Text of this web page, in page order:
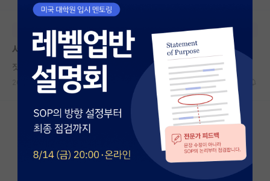
대학원생 모집
국내대학원 정보
연구실&오픈랩
커뮤니티
커뮤니티 홈
전체글보기
베스트 게시판
본문이 수정되지 않는 박제글입니다.
서울대 인공지능 협동과정 면접 구술고사 기출 AI 대학원
짓궂은 비트겐슈타인
2023.10.04 9 5115